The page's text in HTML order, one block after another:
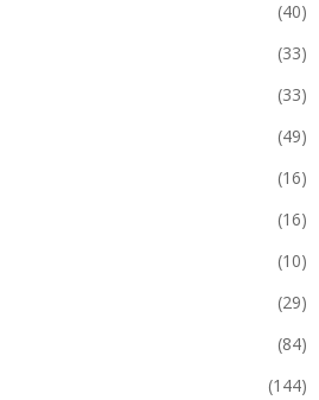
(40)
(33)
(33)
(49)
(16)
(16)
(10)
(29)
(84)
(144)